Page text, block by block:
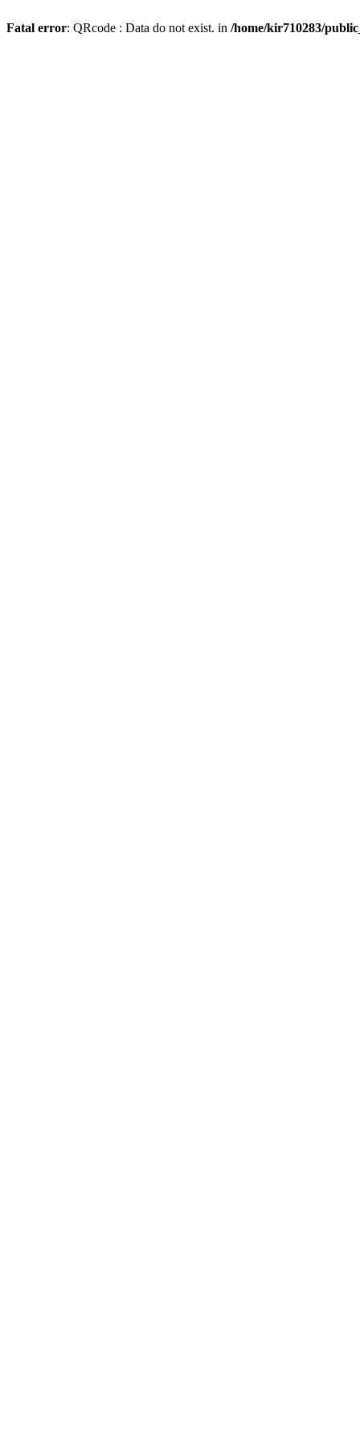
Fatal error: QRcode : Data do not exist. in /home/kir710283/